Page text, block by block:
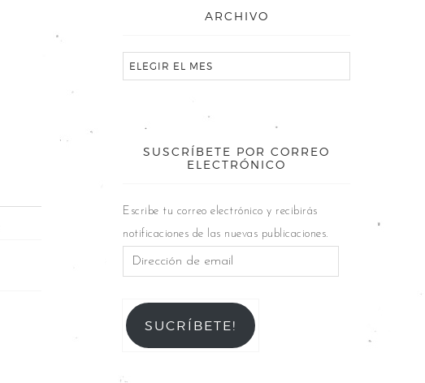
ARCHIVO
SUSCRÍBETE POR CORREO
ELECTRÓNICO
Escribe tu correo electrónico y recibirás
notificaciones de las nuevas publicaciones.
SUCRÍBETE!